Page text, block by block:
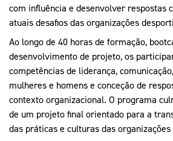
Contactos
Mais Desporto
Arquivo Histórico
Educação Olímpica
Equipa Portugal
Equipa
com influência e desenvolver respostas
atuais desafios das organizações
Ao longo de 40 horas de formação,
desenvolvimento de projeto, os
competências de liderança,
mulheres e homens e conceção de
contexto organizacional. O programa
de um projeto final orientado para a
das práticas e culturas das